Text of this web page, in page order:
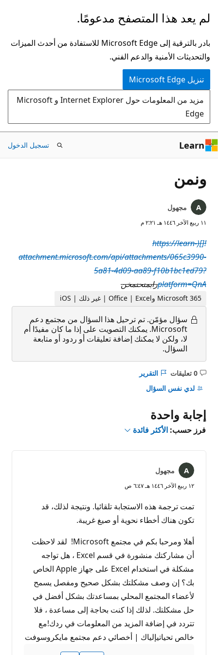
تخطي
إلى
المحتوى
الرئيسي
لم يعد هذا المتصفح مدعومًا.
بادر بالترقية إلى Microsoft Edge للاستفادة من أحدث الميزات
والتحديثات الأمنية والدعم الفني.
تنزيل Microsoft Edge
مزيد من المعلومات حول Internet Explorer و Microsoft
Edge
Learn تسجيل الدخول
ونمن
مجهول
١١ ربيع الآخر ١٤٤٦ هـ ٢:٢١ م
![](https://learn-
attachment.microsoft.com/api/attachments/065c3990-
5a81-4d09-aa89-f10b1bc1ed79?
platform=QnAرابمنحنمخن
Microsoft 365 وOffice | Excel | غير ذلك | iOS
سؤال مؤمّن. تم ترحيل هذا السؤال من مجتمع دعم
Microsoft. يمكنك التصويت على إذا ما كان مفيدًا أم
لا، ولكن لا يمكنك إضافة تعليقات أو ردود أو متابعة
السؤال.
0 تعليقات ليست
هناك
التقرير
لدي نفس السؤال
إجابة واحدة
فرز حسب: الأكثر فائدة
مجهول
١٢ ربيع الآخر ١٤٤٦ هـ ٦:٤٧ ص
تمت ترجمة هذه الاستجابة تلقائيا. ونتيجة لذلك، قد
تكون هناك أخطاء نحوية أو صيغ غريبة.
أهلا ومرحبا بكم في مجتمع Microsoft! لقد لاحظت
أن مشاركتك منشورة في قسم Excel ، هل تواجه
مشكلة في استخدام Excel على جهاز Apple الخاص
بك؟ إن وصف مشكلتك بشكل صحيح ومفصل يسمح
لأعضاء المجتمع المحلي بمساعدتك بشكل أفضل في
حل مشكلتك. لذلك إذا كنت بحاجة إلى مساعدة ، فلا
تتردد في إضافة المزيد من المعلومات في ردك!مع
خالص تحياتيإلياك | أخصائي دعم مجتمع مايكروسوفت